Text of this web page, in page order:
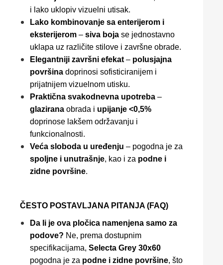
i lako uklopiv vizuelni utisak.
Lako kombinovanje sa enterijerom i
eksterijerom – siva boja se jednostavno
uklapa uz različite stilove i završne obrade.
Elegantniji završni efekat – polusjajna
površina doprinosi sofisticiranijem i
prijatnijem vizuelnom utisku.
Praktična svakodnevna upotreba –
glazirana obrada i upijanje <0,5%
doprinose lakšem održavanju i
funkcionalnosti.
Veća sloboda u uređenju – pogodna je za
spoljne i unutrašnje, kao i za podne i
zidne površine.
ČESTO POSTAVLJANA PITANJA (FAQ)
Da li je ova pločica namenjena samo za
podove? Ne, prema dostupnim
specifikacijama, Selecta Grey 30x60
pogodna je za podne i zidne površine, što